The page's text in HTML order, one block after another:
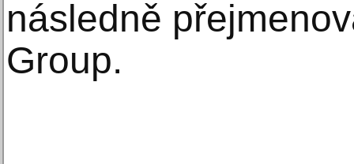
následně
Group.